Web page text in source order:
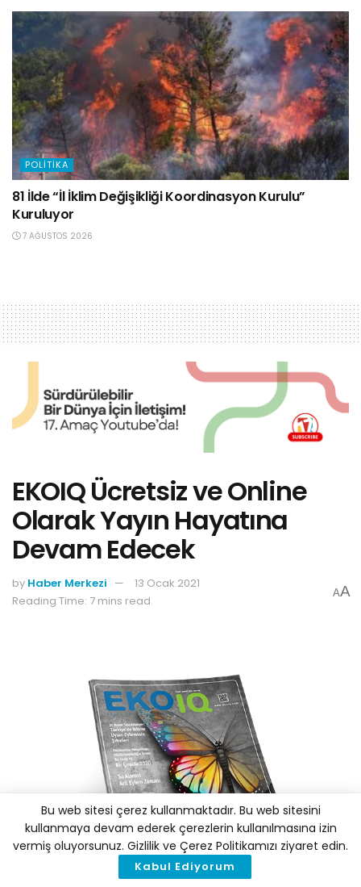
POLITIKA
81 İlde “İl İklim Değişikliği Koordinasyon Kurulu”
Kuruluyor
7 AĞUSTOS 2026
EKOIQ Ücretsiz ve Online
Olarak Yayın Hayatına
Devam Edecek
by Haber Merkezi
13 Ocak 2021
Reading Time: 7 mins read
AA
Bu web sitesi çerez kullanmaktadır. Bu web sitesini
kullanmaya devam ederek çerezlerin kullanılmasına izin
vermiş oluyorsunuz. Gizlilik ve Çerez Politikamızı ziyaret edin.
Kabul Ediyorum